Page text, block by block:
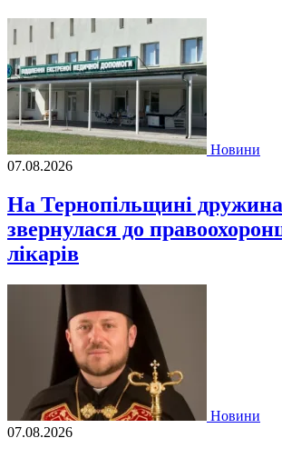
Новини
07.08.2026
На Тернопільщині
звернулася до
лікарів
Новини
07.08.2026